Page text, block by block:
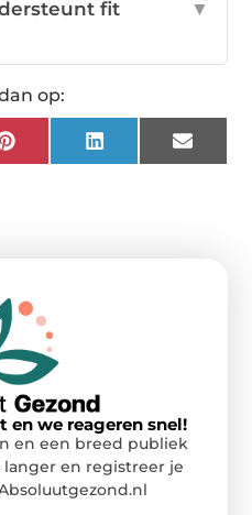
fit
▼
op:
PinterestLinkedInEmail
en we reageren snel!
en een breed publiek
en registreer je